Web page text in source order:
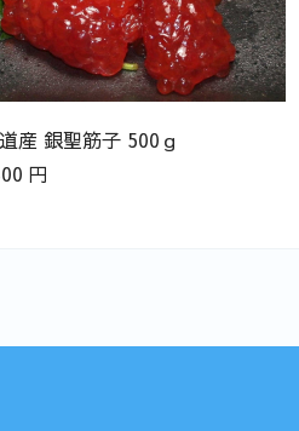
産 銀聖筋子 500ｇ
円